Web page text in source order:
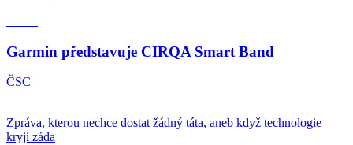
Garmin představuje CIRQA Smart Band
ČSC
Zpráva, kterou nechce dostat žádný táta, aneb když technologie
kryjí záda